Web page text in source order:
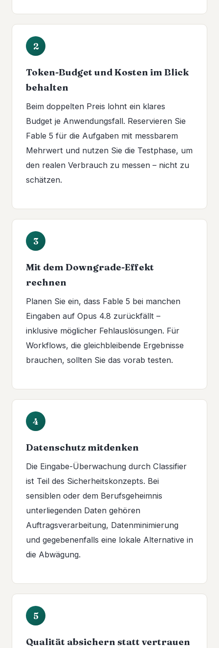
2
Token-Budget und Kosten im Blick
behalten
Beim doppelten Preis lohnt ein klares
Budget je Anwendungsfall. Reservieren Sie
Fable 5 für die Aufgaben mit messbarem
Mehrwert und nutzen Sie die Testphase, um
den realen Verbrauch zu messen – nicht zu
schätzen.
3
Mit dem Downgrade-Effekt
rechnen
Planen Sie ein, dass Fable 5 bei manchen
Eingaben auf Opus 4.8 zurückfällt –
inklusive möglicher Fehlauslösungen. Für
Workflows, die gleichbleibende Ergebnisse
brauchen, sollten Sie das vorab testen.
4
Datenschutz mitdenken
Die Eingabe-Überwachung durch Classifier
ist Teil des Sicherheitskonzepts. Bei
sensiblen oder dem Berufsgeheimnis
unterliegenden Daten gehören
Auftragsverarbeitung, Datenminimierung
und gegebenenfalls eine lokale Alternative in
die Abwägung.
5
Qualität absichern statt vertrauen